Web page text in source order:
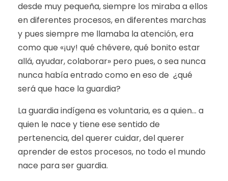
desde muy pequeña, siempre los miraba a ellos
en diferentes procesos, en diferentes marchas
y pues siempre me llamaba la atención, era
como que «¡uy! qué chévere, qué bonito estar
allá, ayudar, colaborar» pero pues, o sea nunca
nunca había entrado como en eso de ¿qué
será que hace la guardia?
La guardia indígena es voluntaria, es a quien… a
quien le nace y tiene ese sentido de
pertenencia, del querer cuidar, del querer
aprender de estos procesos, no todo el mundo
nace para ser guardia.